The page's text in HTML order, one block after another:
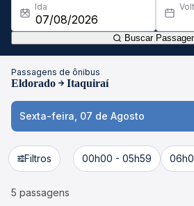
Ida
Buscar
Passagens de ônibus
Eldorado Itaquiraí
Sexta-feira, 07 de Agosto
Filtros 00h00 - 05h59
5 passagens